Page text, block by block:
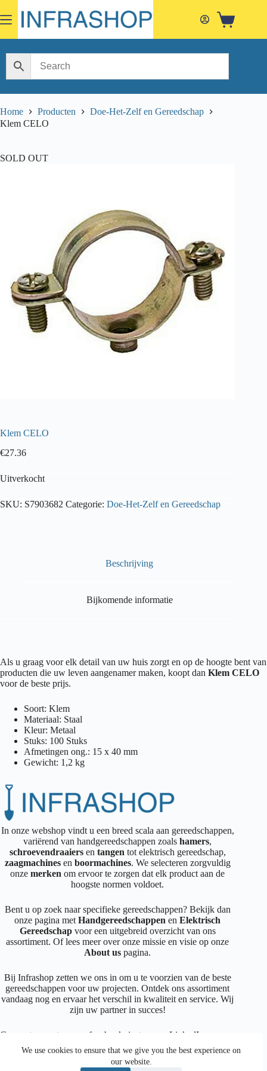
to
content
We use cookies to ensure that we give you the best experience on
our website.
Shopping
Home Producten
Doe-Het-Zelf en Gereedschap
Klem CELO
SOLD OUT
Klem CELO
€27.36
Uitverkocht
SKU: S7903682 Categorie: Doe-Het-Zelf en Gereedschap
Beschrijving
Bijkomende informatie
Als u graag voor elk detail van uw huis zorgt en op de hoogte bent van
producten die uw leven aangenamer maken, koopt dan Klem CELO
voor de beste prijs.
Soort: Klem
Materiaal: Staal
Kleur: Metaal
Stuks: 100 Stuks
Afmetingen ong.: 15 x 40 mm
Gewicht: 1,2 kg
In onze webshop vindt u een breed scala aan gereedschappen,
variërend van handgereedschappen zoalshamers,
schroevendraaiersen tangen tot elektrisch gereedschap,
zaagmachines en boormachines. We selecteren zorgvuldig
onzemerkenom ervoor te zorgen dat elk product aan de
hoogste normen voldoet.
Bent u op zoek naar specifieke gereedschappen? Bekijk dan
onze pagina metHandgereedschappen enElektrisch
Gereedschapvoor een uitgebreid overzicht van ons
assortiment. Of lees meer over onze missie en visie op onze
About us pagina.
Bij Infrashop zetten we ons in om u te voorzien van de beste
gereedschappen voor uw projecten. Ontdek ons assortiment
vandaag nog en ervaar het verschil in kwaliteit en service. Wij
zijn uw partner in succes!
Connecteer met ons op facebook instagram LinkedIn